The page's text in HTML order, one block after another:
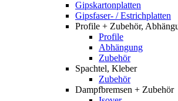
Gipskartonplatten
Gipsfaser- / Estrichplatten
Profile + Zubehör,
Profile
Abhängung
Zubehör
Spachtel, Kleber
Zubehör
Dampfbremsen + Zubehör